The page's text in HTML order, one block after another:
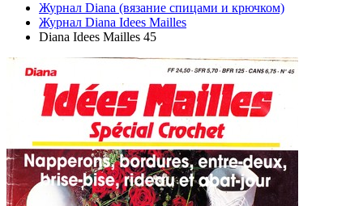
Журнал Diana (вязание спицами и крючком)
Журнал Diana Idees Mailles
Diana Idees Mailles 45